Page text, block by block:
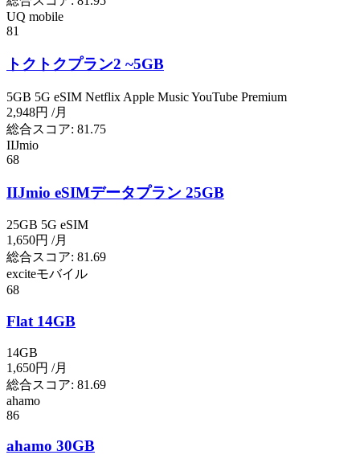
UQ mobile
81
トクトクプラン2 ~5GB
5GB 5G eSIM Netflix Apple MusicYouTube Premium
2,948円 /月
総合スコア: 81.75
IIJmio
68
IIJmio eSIMデータプラン 25GB
25GB 5G eSIM
1,650円 /月
総合スコア: 81.69
exciteモバイル
68
Flat 14GB
14GB
1,650円 /月
総合スコア: 81.69
ahamo
86
ahamo 30GB